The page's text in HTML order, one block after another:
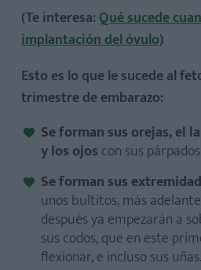
(Te interesa: Qué sucede
implantación del óvulo)
Esto es lo que le sucede al
trimestre de embarazo:
Se forman sus orejas, el
y los ojos con sus párpados.
Se forman sus
unos bultitos, más
después ya empezarán a
sus codos, que en este
flexionar, e incluso sus uñas.